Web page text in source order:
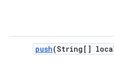
push(String[]